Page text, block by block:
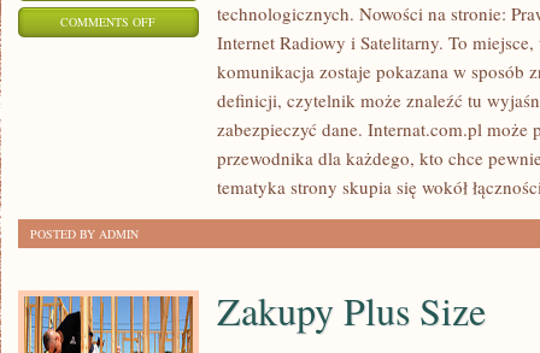
COMMENTS OFFON
INTERNATY
technologicznych. Nowości na stronie:
Internet Radiowy i Satelitarny. To
komunikacja zostaje pokazana w sposób
definicji, czytelnik może znaleźć tu
zabezpieczyć dane. Internat.com.pl może
przewodnika dla każdego, kto chce
tematyka strony skupia się wokół
POSTED BY ADMIN
Zakupy Plus Size